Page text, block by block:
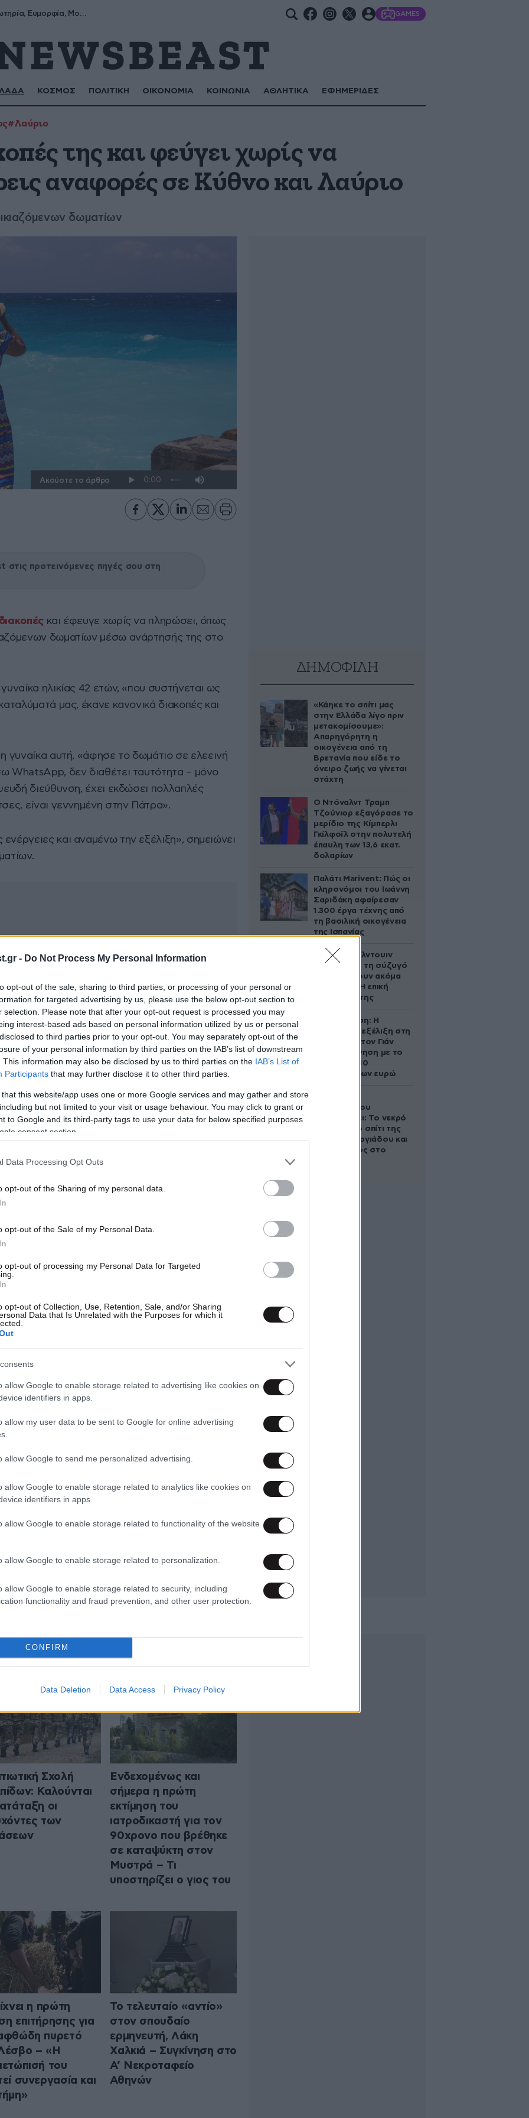
- Do Not Process My Personal Information
opt-out of the sale, sharing to third parties, or processing of your personal or
for targeted advertising by us, please use the below opt-out section to
selection. Please note that after your opt-out request is processed you may
interest-based ads based on personal information utilized by us or personal
to third parties prior to your opt-out. You may separately opt-out of the
of your personal information by third parties on the IAB’s list of downstream
This information may also be disclosed by us to third parties on the IAB’s List of
Participants that may further disclose it to other third parties.
that this website/app uses one or more Google services and may gather and store
but not limited to your visit or usage behaviour. You may click to grant or
to Google and its third-party tags to use your data for below specified purposes
consent section.
Data Processing Opt Outs
opt-out of the Sharing of my personal data.
opt-out of the Sale of my Personal Data.
opt-out of processing my Personal Data for Targeted
opt-out of Collection, Use, Retention, Sale, and/or Sharing
Data that Is Unrelated with the Purposes for which it
allow Google to enable storage related to advertising like cookies on
identifiers in apps.
allow my user data to be sent to Google for online advertising
allow Google to send me personalized advertising.
allow Google to enable storage related to analytics like cookies on
identifiers in apps.
allow Google to enable storage related to functionality of the website
allow Google to enable storage related to personalization.
allow Google to enable storage related to security, including
functionality and fraud prevention, and other user protection.
CONFIRM
Data Deletion Data Access Privacy Policy
Σωτήρης, Σωτηρία, Ευμορφία, Μορφούλα GAMES
ΚΟΣΜΟΣ ΠΟΛΙΤΙΚΗ ΟΙΚΟΝΟΜΙΑ ΚΟΙΝΩΝΙΑ ΑΘΛΗΤΙΚΑ ΕΦΗΜΕΡΙΔΕΣ
#Λαύριο
της και φεύγει χωρίς να
αναφορές σε Κύθνο και Λαύριο
δωματίων
Ακούστε το άρθρο
στις προτεινόμενες πηγές σου στη
διακοπές και έφευγε χωρίς να πληρώσει, όπως
δωματίων μέσω ανάρτησής της στο
ηλικίας 42 ετών, «που συστήνεται ως
μας, έκανε κανονικά διακοπές και
γυναίκα αυτή, «άφησε το δωμάτιο σε ελεεινή
WhatsApp, δεν διαθέτει ταυτότητα – μόνο
διεύθυνση, έχει εκδώσει πολλαπλές
είναι γεννημένη στην Πάτρα».
και αναμένω την εξέλιξη», σημειώνει
ΣΚΑΪ έκαναν λόγο για τρεις αναφορές
ΔΗΜΟΦΙΛΗ
«Κάηκε το σπίτι μας
στην Ελλάδα λίγο πριν
μετακομίσουμε»:
Απαρηγόρητη η
οικογένεια από τη
Βρετανία που είδε το
όνειρο ζωής να γίνεται
στάχτη
Ο Ντόναλντ Τραμπ
Τζούνιορ εξαγόρασε το
μερίδιο της Κίμπερλι
Γκίλφοϊλ στην πολυτελή
έπαυλη των 13,6 εκατ.
δολαρίων
Παλάτι Marivent: Πώς οι
κληρονόμοι του Ιωάννη
Σαριδάκη αφαίρεσαν
1.300 έργα τέχνης από
τη βασιλική οικογένεια
της Ισπανίας
Ο Άλεκ Μπάλντουιν
ζήτησε από τη σύζυγό
του να κάνουν ακόμα
ένα παιδί – Η επική
αντίδρασή της
Αθηνά Ωνάση: Η
απρόσμενη εξέλιξη στη
διαμάχη με τον Γιάν
Τοπς – Η κίνηση με το
άλογο των 10
εκατομμυρίων ευρώ
Τζώρτζογλου
αποκαλύπτει: Το νεκρό
έμβρυο στο σπίτι της
Μαρίας Γεωργιάδου και
ο εγκλεισμός στο
ΕΛΛΑΔΑ
Σχολή
Καλούνται
οι
των
Ενδεχομένως και
σήμερα η πρώτη
εκτίμηση του
ιατροδικαστή για τον
90χρονο που βρέθηκε
σε καταψύκτη στον
Μυστρά – Τι
υποστηρίζει ο γιος του
η πρώτη
επιτήρησης για
πυρετό
– «Η
του
συνεργασία και
Το τελευταίο «αντίο»
στον σπουδαίο
ερμηνευτή, Λάκη
Χαλκιά – Συγκίνηση στο
Α’ Νεκροταφείο
Αθηνών